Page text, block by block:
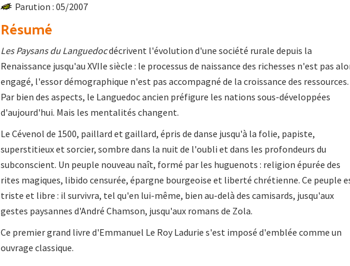
Parution : 05/2007
Résumé
Les Paysans du Languedocdécrivent l'évolution d'une société rurale depuis la
Renaissance jusqu'au XVIIe siècle : le processus de naissance des richesses n'est pas
engagé, l'essor démographique n'est pas accompagné de la croissance des ressources.
Par bien des aspects, le Languedoc ancien préfigure les nations sous-développées
d'aujourd'hui. Mais les mentalités changent.
Le Cévenol de 1500, paillard et gaillard, épris de danse jusqu'à la folie, papiste,
superstitieux et sorcier, sombre dans la nuit de l'oubli et dans les profondeurs du
subconscient. Un peuple nouveau naît, formé par les huguenots : religion épurée des
rites magiques, libido censurée, épargne bourgeoise et liberté chrétienne. Ce peuple
triste et libre : il survivra, tel qu'en lui-même, bien au-delà des camisards, jusqu'aux
gestes paysannes d'André Chamson, jusqu'aux romans de Zola.
Ce premier grand livre d'Emmanuel Le Roy Ladurie s'est imposé d'emblée comme un
ouvrage classique.